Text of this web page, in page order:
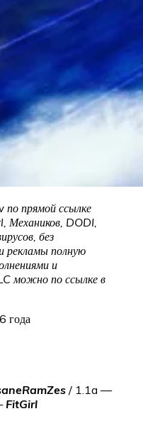
прямой ссылке
Механиков, DODI,
без
рекламы полную
и
можно по ссылке в
года
/ 1.1a —
FitGirl